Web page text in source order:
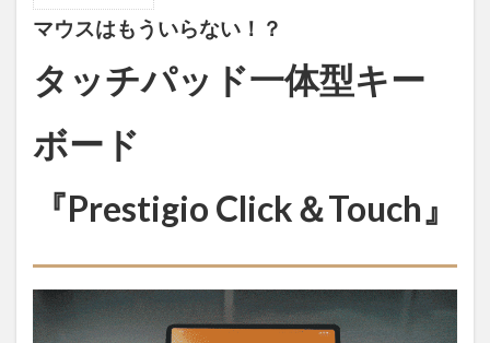
スはもうい
らない！？
ド一体型キ
ーボード
Click＆
Touch』
1.1
はじ
1.2
表面
積の
うち
マウスはもういらない！？
タッチパッド一体型キー
ボード
『Prestigio Click＆Touch』